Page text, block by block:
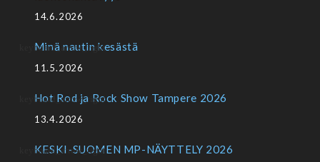
14.6.2026
Minä nautin kesästä
11.5.2026
Hot Rod ja Rock Show Tampere 2026
13.4.2026
KESKI-SUOMEN MP-NÄYTTELY 2026